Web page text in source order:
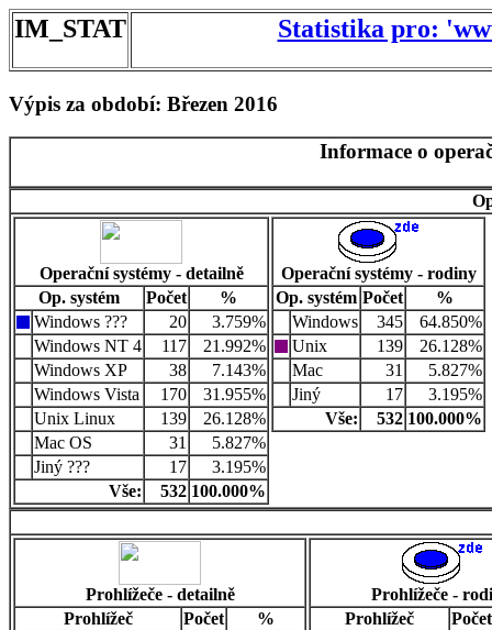
IM_STAT Statistika pro:
Výpis za období: Březen 2016
Informace o
Operační systémy - detailně
Op. systém
Počet
%
Windows ???
20
3.759%
Windows NT 4
117
21.992%
Windows XP
38
7.143%
Windows Vista
170
31.955%
Unix Linux
139
26.128%
Mac OS
31
5.827%
Jiný ???
17
3.195%
Vše:
532 100.000%
Operační systémy - rodiny
Op. systém Počet
%
Windows
345
64.850%
Unix
139
26.128%
Mac
31
5.827%
Jiný
17
3.195%
Vše:
532 100.000%
Prohlížeče - detailně
Prohlížeč
Počet
%
Prohlížeče -
Prohlížeč
Počet